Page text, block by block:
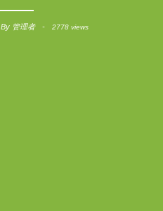
By 管理者 2778 views